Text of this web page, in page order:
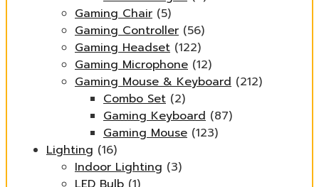
Gaming Chair (5)
Gaming Controller (56)
Gaming Headset (122)
Gaming Microphone (12)
Gaming Mouse & Keyboard (212)
Combo Set (2)
Gaming Keyboard (87)
Gaming Mouse (123)
Lighting (16)
Indoor Lighting (3)